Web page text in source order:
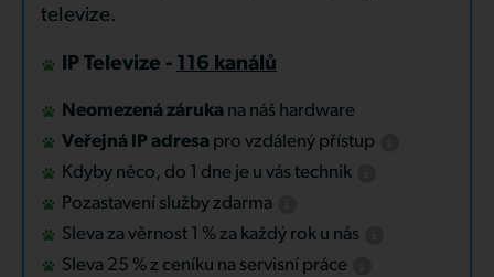
televize.
IP Televize - 116 kanálů
Neomezená záruka na náš hardware
Veřejná IP adresa pro vzdálený přístup
Kdyby něco, do 1 dne je u vás technik
Pozastavení služby zdarma
Sleva za věrnost 1 % za každý rok u nás
Sleva 25 % z ceníku na servisní práce